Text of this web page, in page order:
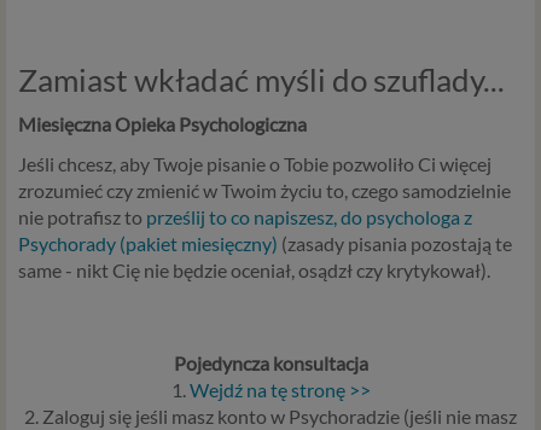
Zamiast wkładać myśli do szuflady...
Miesięczna Opieka Psychologiczna
Jeśli chcesz, aby Twoje pisanie o Tobie pozwoliło Ci więcej
zrozumieć czy zmienić w Twoim życiu to, czego samodzielnie
nie potrafisz to prześlij to co napiszesz, do psychologa z
Psychorady (pakiet miesięczny) (zasady pisania pozostają te
same - nikt Cię nie będzie oceniał, osądzł czy krytykował).
Pojedyncza konsultacja
1.Wejdź na tę stronę >>
2. Zaloguj się jeśli masz konto w Psychoradzie (jeśli nie masz